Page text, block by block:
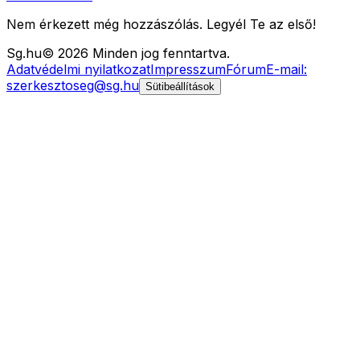
Nem érkezett még hozzászólás. Legyél Te az első!
Sg.hu© 2026 Minden jog fenntartva.
Adatvédelmi nyilatkozatImpresszumFórumE-mail:
szerkesztoseg@sg.hu Sütibeállítások